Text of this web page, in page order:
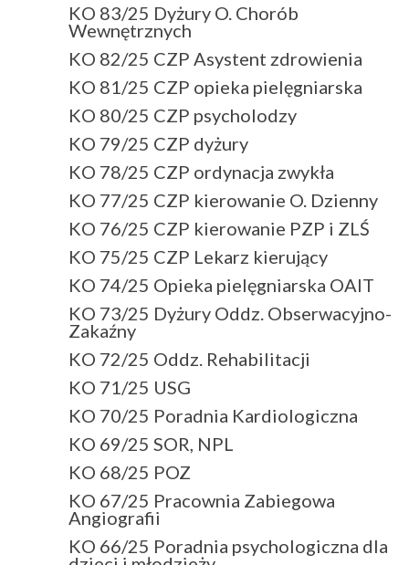
KO 83/25 Dyżury O. Chorób
Wewnętrznych
KO 82/25 CZP Asystent zdrowienia
KO 81/25 CZP opieka pielęgniarska
KO 80/25 CZP psycholodzy
KO 79/25 CZP dyżury
KO 78/25 CZP ordynacja zwykła
KO 77/25 CZP kierowanie O. Dzienny
KO 76/25 CZP kierowanie PZP i ZLŚ
KO 75/25 CZP Lekarz kierujący
KO 74/25 Opieka pielęgniarska OAIT
KO 73/25 Dyżury Oddz. Obserwacyjno-
Zakaźny
KO 72/25 Oddz. Rehabilitacji
KO 71/25 USG
KO 70/25 Poradnia Kardiologiczna
KO 69/25 SOR, NPL
KO 68/25 POZ
KO 67/25 Pracownia Zabiegowa
Angiografii
KO 66/25 Poradnia psychologiczna dla